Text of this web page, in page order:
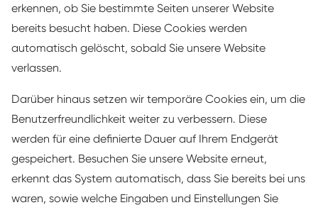
erkennen, ob Sie bestimmte Seiten unserer Website
bereits besucht haben. Diese Cookies werden
automatisch gelöscht, sobald Sie unsere Website
verlassen.
Darüber hinaus setzen wir temporäre Cookies ein, um die
Benutzerfreundlichkeit weiter zu verbessern. Diese
werden für eine definierte Dauer auf Ihrem Endgerät
gespeichert. Besuchen Sie unsere Website erneut,
erkennt das System automatisch, dass Sie bereits bei uns
waren, sowie welche Eingaben und Einstellungen Sie